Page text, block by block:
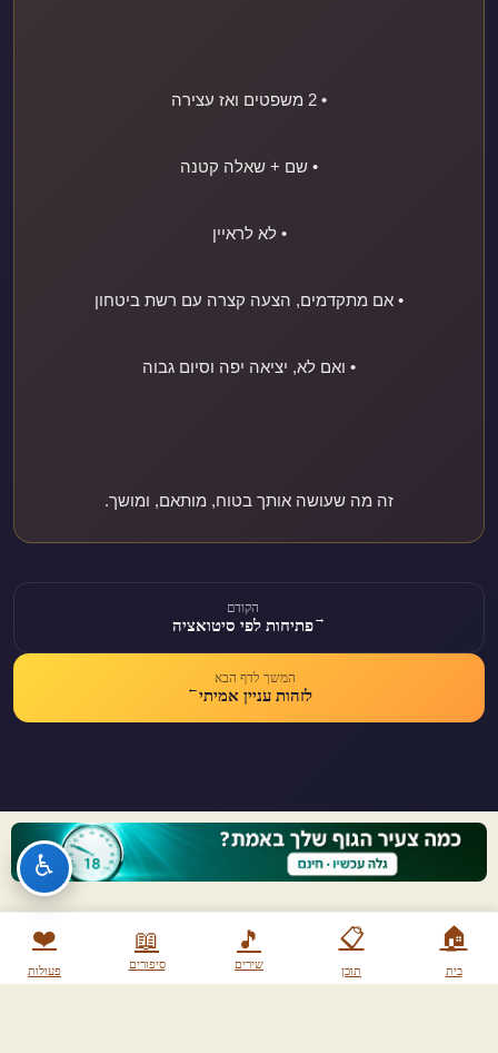
• 2 משפטים ואז עצירה
• שם + שאלה קטנה
• לא לראיין
• אם מתקדמים, הצעה קצרה עם רשת ביטחון
• ואם לא, יציאה יפה וסיום גבוה
זה מה שעושה אותך בטוח, מותאם, ומושך.
→
הקודם
פתיחות לפי סיטואציה
המשך לדף הבא
לזהות עניין אמיתי←
🏠
בית
📋
תוכן
🎵
שירים
📖
סיפורים
❤️
פעולות
♿